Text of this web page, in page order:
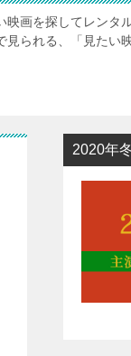
画を探してレンタ
られる、「見たい
2020年